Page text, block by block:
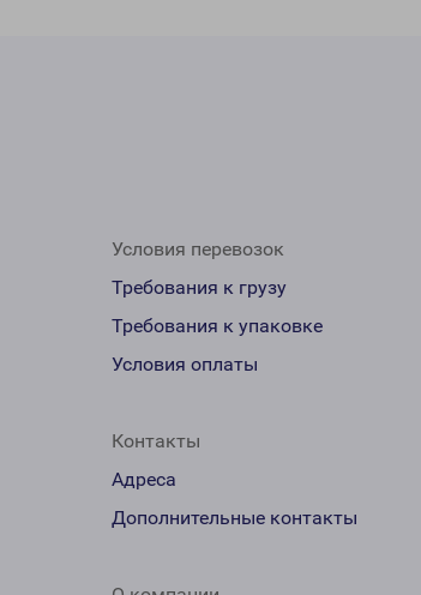
Условия перевозок
Требования к грузу
Требования к упаковке
Условия оплаты
Контакты
Адреса
Дополнительные контакты